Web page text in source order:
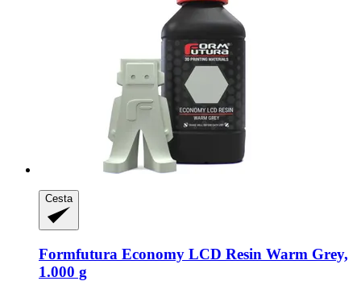
Cesta
Formfutura Economy LCD Resin Warm Grey,
1.000 g